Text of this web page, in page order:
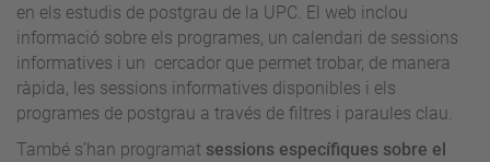
en els estudis de postgrau de la UPC. El web inclou
informació sobre els programes, un calendari de sessions
informatives i un cercador que permet trobar, de manera
ràpida, les sessions informatives disponibles i els
programes de postgrau a través de filtres i paraules clau.
També s’han programat sessions específiques sobre el